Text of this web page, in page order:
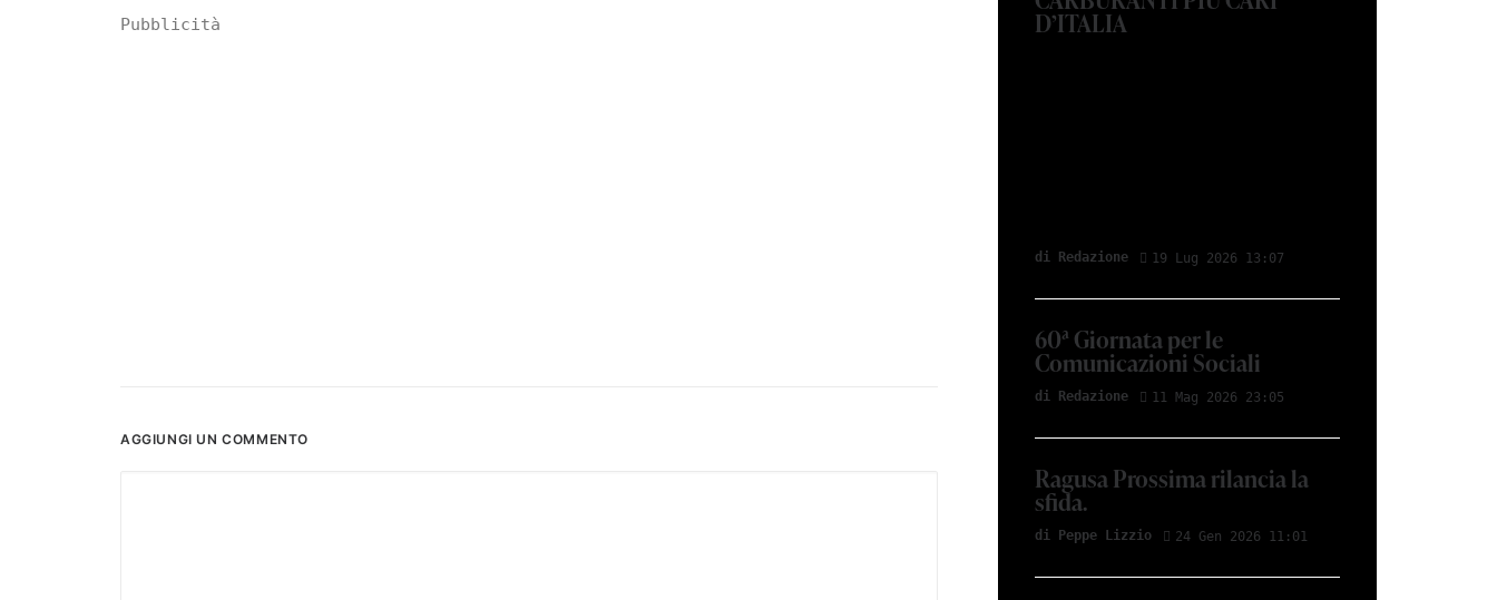
Pubblicità
AGGIUNGI UN COMMENTO
D’ITALIA
di Redazione 19 Lug 2026 13:07
60ª Giornata per le
Comunicazioni Sociali
di Redazione 11 Mag 2026 23:05
Ragusa Prossima rilancia la
sfida.
di Peppe Lizzio 24 Gen 2026 11:01